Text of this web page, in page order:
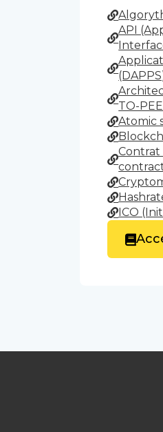
API
TO-
Atomic
ICO